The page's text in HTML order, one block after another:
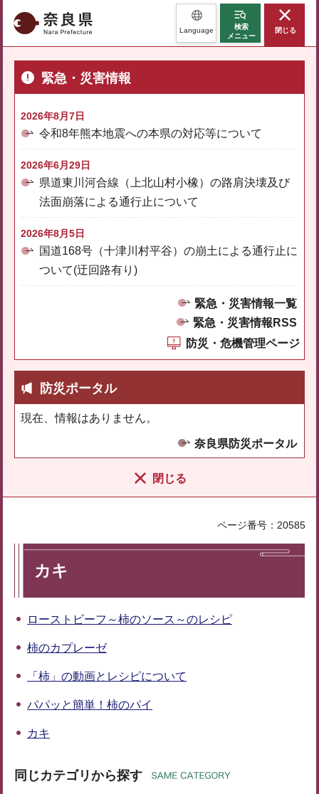
奈良県 Language
検索
メニュー
閉じる
緊急・災害情報
2026年8月7日
令和8年熊本地震への本県の対応等について
2026年6月29日
県道東川河合線（上北山村小橡）の路肩決壊及び
法面崩落による通行止について
2026年8月5日
国道168号（十津川村平谷）の崩土による通行止に
ついて(迂回路有り)
緊急・災害情報一覧
緊急・災害情報RSS
防災・危機管理ページ
防災ポータル
現在、情報はありません。
奈良県防災ポータル
閉じる
ページ番号：20585
カキ
ローストビーフ～柿のソース～のレシピ
柿のカプレーゼ
「柿」の動画とレシピについて
パパッと簡単！柿のパイ
カキ
同じカテゴリから探す